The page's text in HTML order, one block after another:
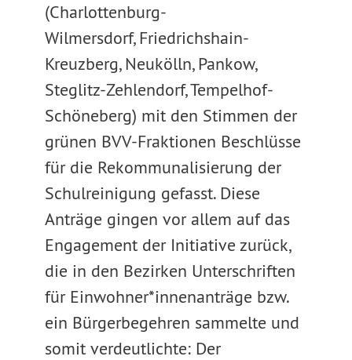
(Charlottenburg-
Wilmersdorf, Friedrichshain-
Kreuzberg, Neukölln, Pankow,
Steglitz-Zehlendorf, Tempelhof-
Schöneberg) mit den Stimmen der
grünen BVV-Fraktionen Beschlüsse
für die Rekommunalisierung der
Schulreinigung gefasst. Diese
Anträge gingen vor allem auf das
Engagement der Initiative zurück,
die in den Bezirken Unterschriften
für Einwohner*innenanträge bzw.
ein Bürgerbegehren sammelte und
somit verdeutlichte: Der